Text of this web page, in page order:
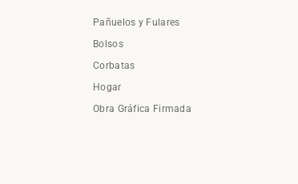
Pañuelos y Fulares
Bolsos
Corbatas
Hogar
Obra Gráfica Firmada